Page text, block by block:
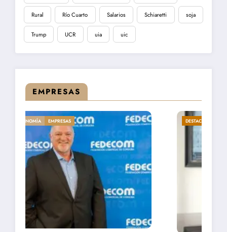
Rural Río Cuarto Salarios Schiaretti soja
Trump UCR uia uic
EMPRESAS
DESTACADA ECONOMÍA